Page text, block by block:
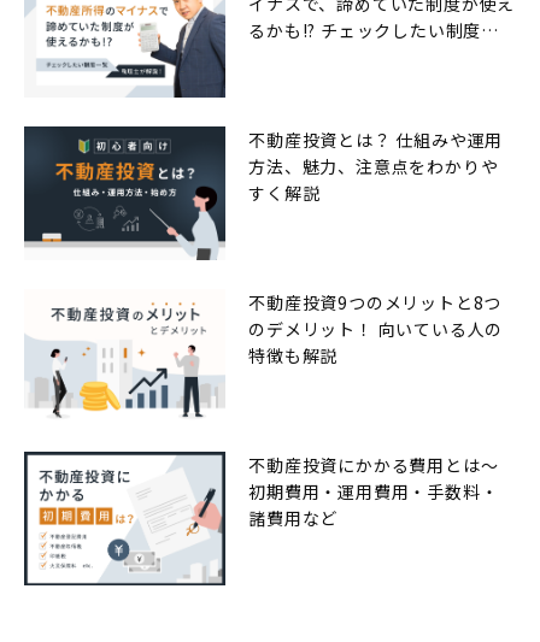
るかも!? チェックしたい制度一
不動産投資とは？ 仕組みや運用
方法、魅力、注意点をわかりや
すく解説
不動産投資9つのメリットと8つ
のデメリット！ 向いている人の
特徴も解説
不動産投資にかかる費用とは〜
初期費用・運用費用・手数料・
諸費用など